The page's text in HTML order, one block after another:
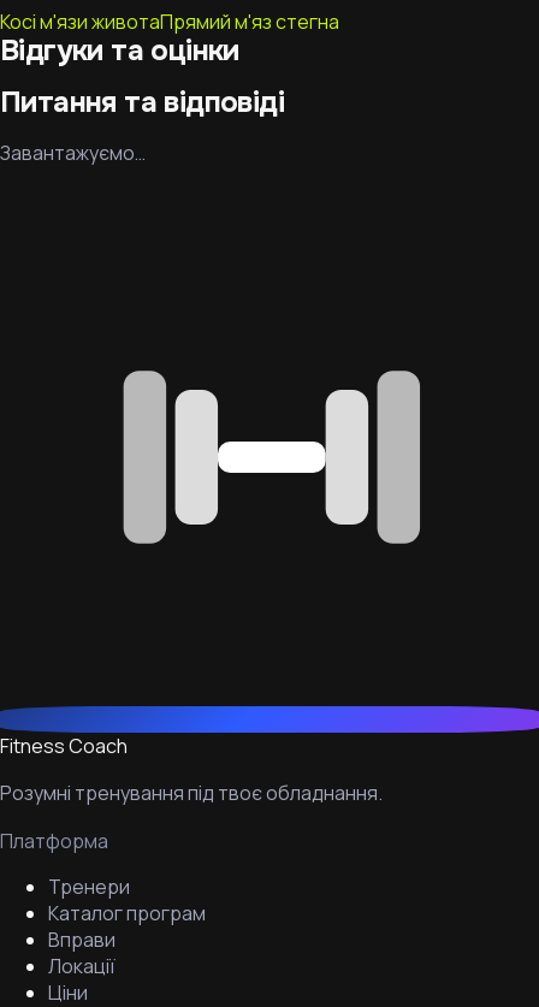
Косі м'язи животаПрямий м'яз стегна
Відгуки та оцінки
Питання та відповіді
Завантажуємо…
Fitness Coach
Розумні тренування під твоє обладнання.
Платформа
Тренери
Каталог програм
Вправи
Локації
Ціни